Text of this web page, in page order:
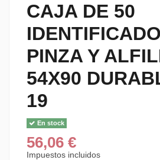
CAJA DE 50
PINZA Y
54X90
19
En stock
56,06 €
Impuestos incluidos